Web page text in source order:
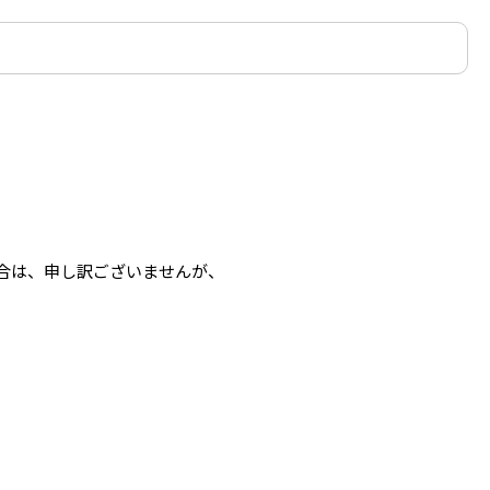
、申し訳ございませんが、